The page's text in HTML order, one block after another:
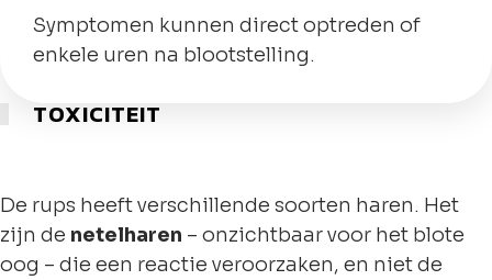
Symptomen kunnen direct optreden of
enkele uren na blootstelling.
TOXICITEIT
De rups heeft verschillende soorten haren. Het
zijn de netelharen – onzichtbaar voor het blote
oog – die een reactie veroorzaken, en niet de